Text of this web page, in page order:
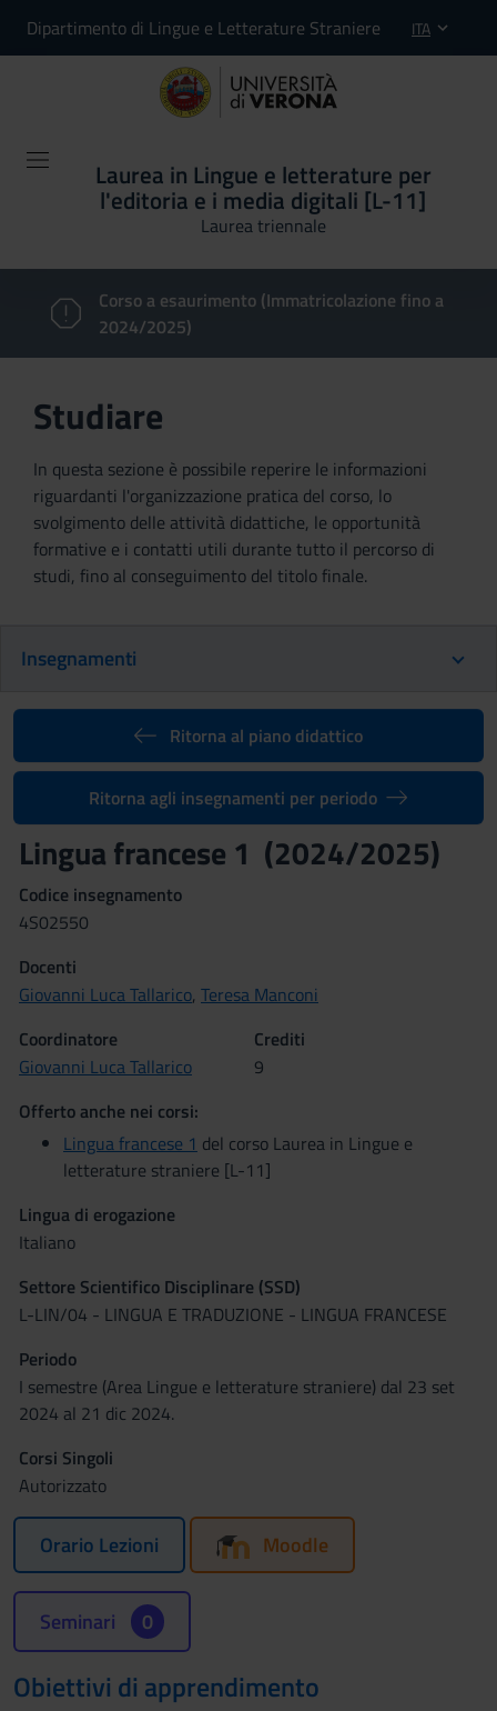
Dipartimento di Lingue e Letterature Straniere ITA
Laurea in Lingue e letterature per
l'editoria e i media digitali [L-11]
Laurea triennale
Corso a esaurimento (Immatricolazione fino a
2024/2025)
Studiare
In questa sezione è possibile reperire le informazioni
riguardanti l'organizzazione pratica del corso, lo
svolgimento delle attività didattiche, le opportunità
formative e i contatti utili durante tutto il percorso di
studi, fino al conseguimento del titolo finale.
Insegnamenti
Ritorna al piano didattico
Ritorna agli insegnamenti per periodo
Lingua francese 1 (2024/2025)
Codice insegnamento
4S02550
Docenti
Giovanni Luca Tallarico, Teresa Manconi
Coordinatore
Giovanni Luca Tallarico
Crediti
9
Offerto anche nei corsi:
Lingua francese 1 del corso Laurea in Lingue e
letterature straniere [L-11]
Lingua di erogazione
Italiano
Settore Scientifico Disciplinare (SSD)
L-LIN/04 - LINGUA E TRADUZIONE - LINGUA FRANCESE
Periodo
I semestre (Area Lingue e letterature straniere) dal 23 set
2024 al 21 dic 2024.
Corsi Singoli
Autorizzato
Orario Lezioni Moodle
Seminari 0
Obiettivi di apprendimento